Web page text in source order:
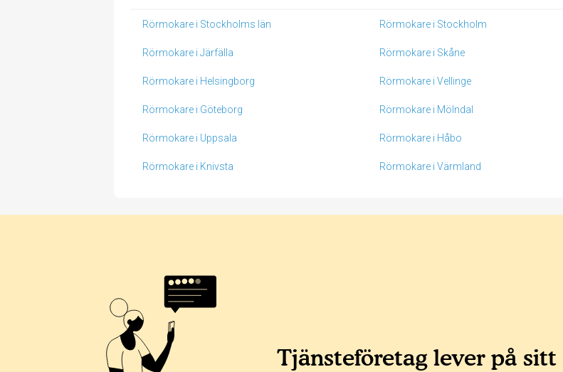
Rörmokare i Stockholms län Rörmokare i Stockholm
Rörmokare i Järfälla Rörmokare i Skåne
Rörmokare i Helsingborg Rörmokare i Vellinge
Rörmokare i Göteborg Rörmokare i Mölndal
Rörmokare i Uppsala Rörmokare i Håbo
Rörmokare i Knivsta Rörmokare i Värmland
365 dagar 90 dagar
30 dagar
Tjänsteföretag lever på sitt